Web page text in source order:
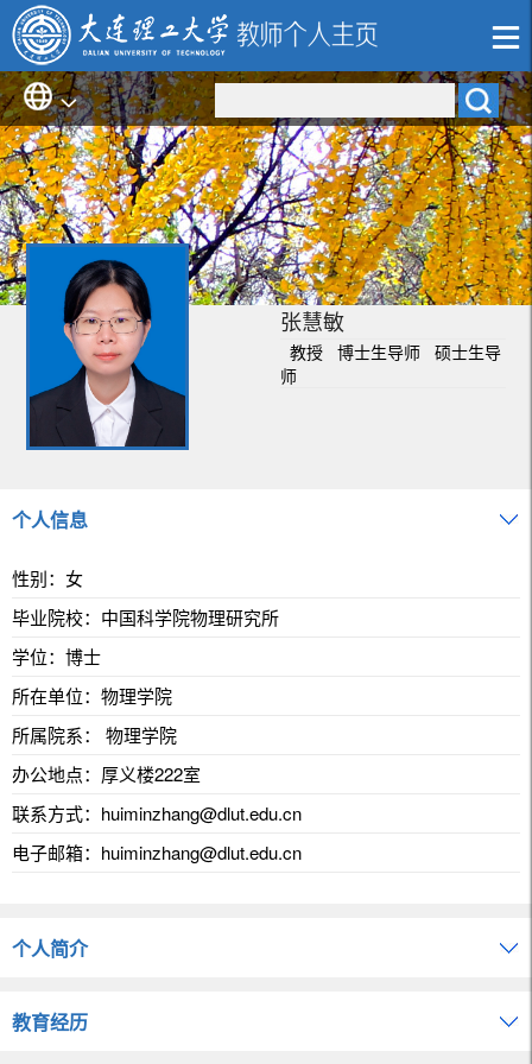
张慧敏
教授 博士生导师 硕士生导
师
个人信息
性别：女
毕业院校：中国科学院物理研究所
学位：博士
所在单位：物理学院
所属院系： 物理学院
办公地点：厚义楼222室
联系方式： huiminzhang@dlut.edu.cn
电子邮箱： huiminzhang@dlut.edu.cn
个人简介
教育经历